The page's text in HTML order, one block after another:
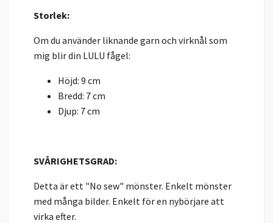
Storlek:
Om du använder liknande garn och virknål som
mig blir din LULU fågel:
Höjd: 9 cm
Bredd: 7 cm
Djup: 7 cm
SVÅRIGHETSGRAD:
Detta är ett "No sew" mönster. Enkelt mönster
med många bilder. Enkelt för en nybörjare att
virka efter.